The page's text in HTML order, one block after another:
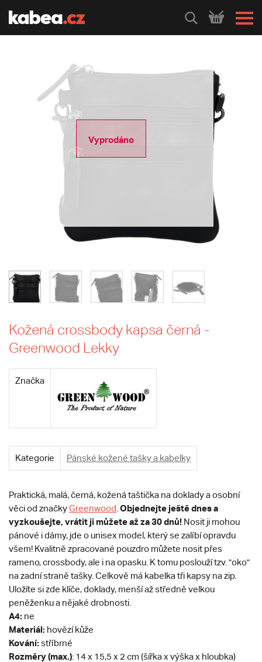
HLEDEJ
Vyprodáno
Kožená crossbody kapsa černá -
Greenwood Lekky
Značka
Kategorie Pánské kožené tašky a kabelky
Praktická, malá, černá, kožená taštička na doklady a osobní
věci od značkyGreenwood Objednejte ještě dnes a
vyzkoušejte, vrátit ji můžete až za 30 dnů! Nosit ji mohou
pánové i dámy, jde o unisex model, který se zalíbí opravdu
všem! Kvalitně zpracované pouzdro můžete nosit přes
rameno, crossbody, ale i na opasku. K tomu poslouží tzv. "oko"
na zadní straně tašky. Celkově má kabelka tři kapsy na zip.
Uložíte si zde klíče, doklady, menší až středně velkou
peněženku a nějaké drobnosti.
A4: ne
Materiál: hovězí kůže
Kování: stříbrné
Rozměry (max.): 14 x 15,5 x 2 cm (šířka x výška x hloubka)